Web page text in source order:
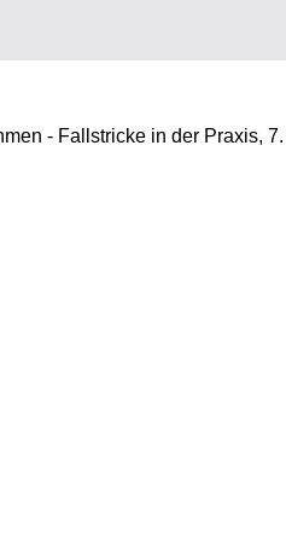
- Fallstricke in der Praxis,